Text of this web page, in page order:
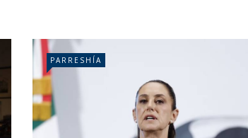
PARRESHÍA